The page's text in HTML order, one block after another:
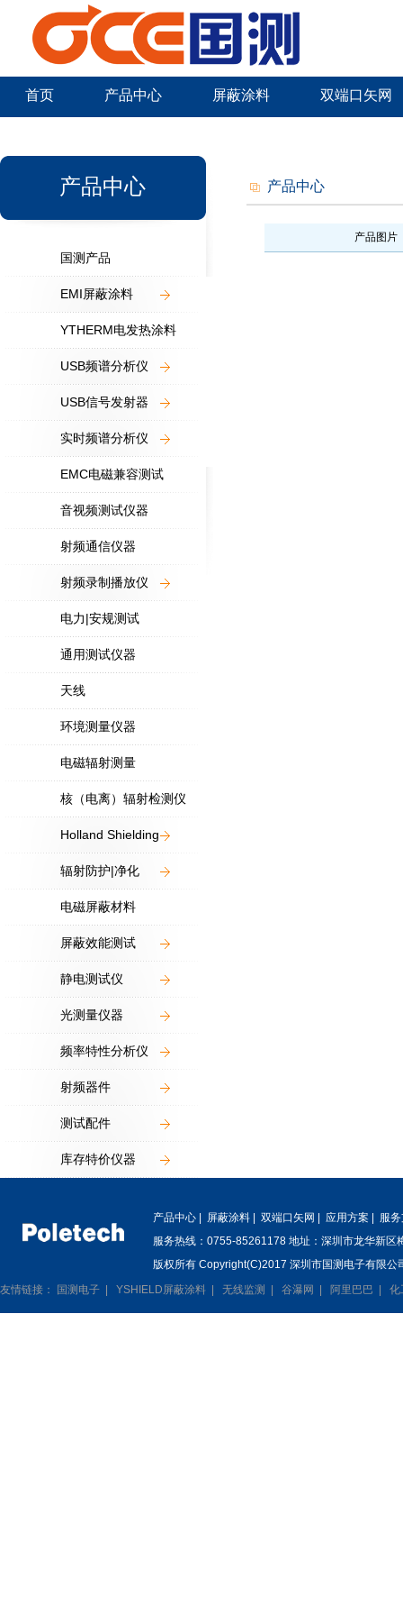
首页 产品中心 屏蔽涂料 双端口矢网
产品中心
国测产品
EMI屏蔽涂料
YTHERM电发热涂料
USB频谱分析仪
USB信号发射器
实时频谱分析仪
EMC电磁兼容测试
音视频测试仪器
射频通信仪器
射频录制播放仪
电力|安规测试
通用测试仪器
天线
环境测量仪器
电磁辐射测量
核（电离）辐射检测仪
Holland Shielding
辐射防护|净化
电磁屏蔽材料
屏蔽效能测试
静电测试仪
光测量仪器
频率特性分析仪
射频器件
测试配件
库存特价仪器
产品中心
产品图片
产品中心 屏蔽涂料 双端口矢网 应用方案
服
服务热线：0755-85261178 地址：深圳市龙华新区
版权所有 Copyright(C)2017 深圳市国测电子有限公
友情链接：
国测电子 YSHIELD屏蔽涂料 无线监测 谷瀑网 阿里巴巴 化